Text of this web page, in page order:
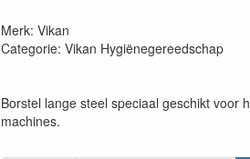
Merk: Vikan
Categorie: Vikan Hygiënegereedschap
Borstel lange steel speciaal geschikt voor
machines.